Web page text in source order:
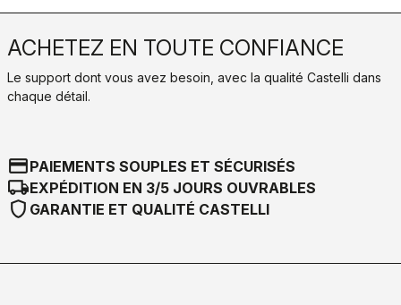
ACHETEZ EN TOUTE CONFIANCE
Le support dont vous avez besoin, avec la qualité Castelli dans
chaque détail.
credit_cardPAIEMENTS SOUPLES ET SÉCURISÉS
local_shippingEXPÉDITION EN 3/5 JOURS OUVRABLES
shield GARANTIE ET QUALITÉ CASTELLI